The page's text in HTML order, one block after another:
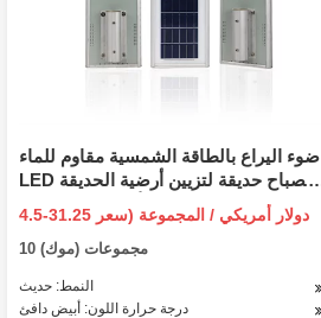
ضوء اليراع بالطاقة الشمسية مقاوم للماء
LED مصباح حديقة لتزيين أرضية الحديقة
LED إضاءة ساحة تأرجح الرياح
4.5-31.25 دولار أمريكي / المجموعة (سعر
10 مجموعات (موك)
النمط: حديث
درجة حرارة اللون: أبيض دافئ